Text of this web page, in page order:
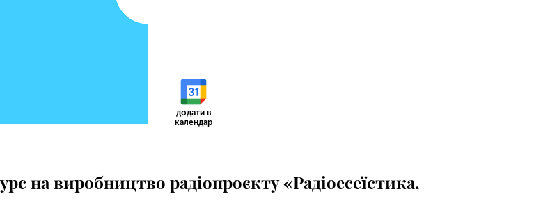
додати в
календар
на виробництво радіопроєкту «Радіоесеїстика,